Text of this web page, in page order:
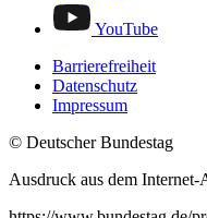
YouTube
Barrierefreiheit
Datenschutz
Impressum
© Deutscher Bundestag
Ausdruck aus dem Internet-